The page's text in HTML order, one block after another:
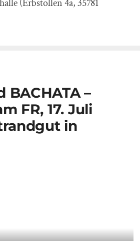
(Erbstollen 4a, 35781
BACHATA –
FR, 17. Juli
in